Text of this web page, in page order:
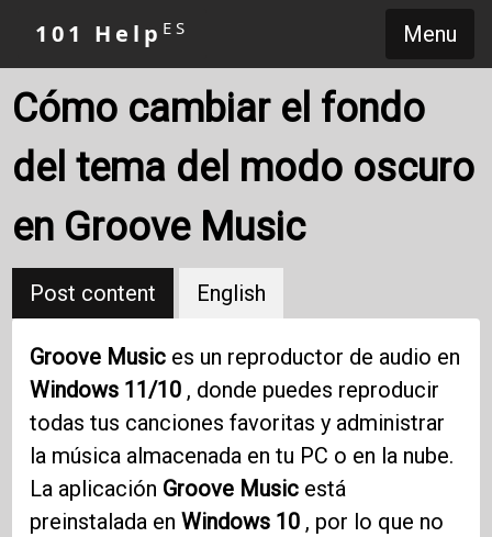
Menu
101 Help ES
Cómo cambiar el fondo
del tema del modo oscuro
en Groove Music
Post content English
Groove Music es un reproductor de audio en
Windows 11/10 , donde puedes reproducir
todas tus canciones favoritas y administrar
la música almacenada en tu PC o en la nube.
La aplicación Groove Music está
preinstalada enWindows 10 , por lo que no